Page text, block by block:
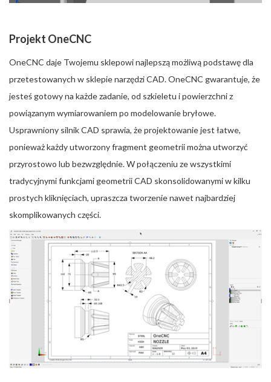
Projekt OneCNC
OneCNC daje Twojemu sklepowi najlepszą możliwą podstawę dla
przetestowanych w sklepie narzędzi CAD. OneCNC gwarantuje, że
jesteś gotowy na każde zadanie, od szkieletu i powierzchni z
powiązanym wymiarowaniem po modelowanie bryłowe.
Usprawniony silnik CAD sprawia, że projektowanie jest łatwe,
ponieważ każdy utworzony fragment geometrii można utworzyć
przyrostowo lub bezwzględnie. W połączeniu ze wszystkimi
tradycyjnymi funkcjami geometrii CAD skonsolidowanymi w kilku
prostych kliknięciach, upraszcza tworzenie nawet najbardziej
skomplikowanych części.